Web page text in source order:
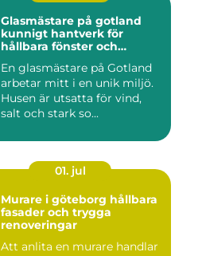
Glasmästare på gotland
kunnigt hantverk för
hållbara fönster och
En glasmästare på Gotland
arbetar mitt i en unik miljö.
Husen är utsatta för vind,
salt och stark so...
01. jul
Murare i göteborg hållbara
fasader och trygga
renoveringar
Att anlita en murare handlar